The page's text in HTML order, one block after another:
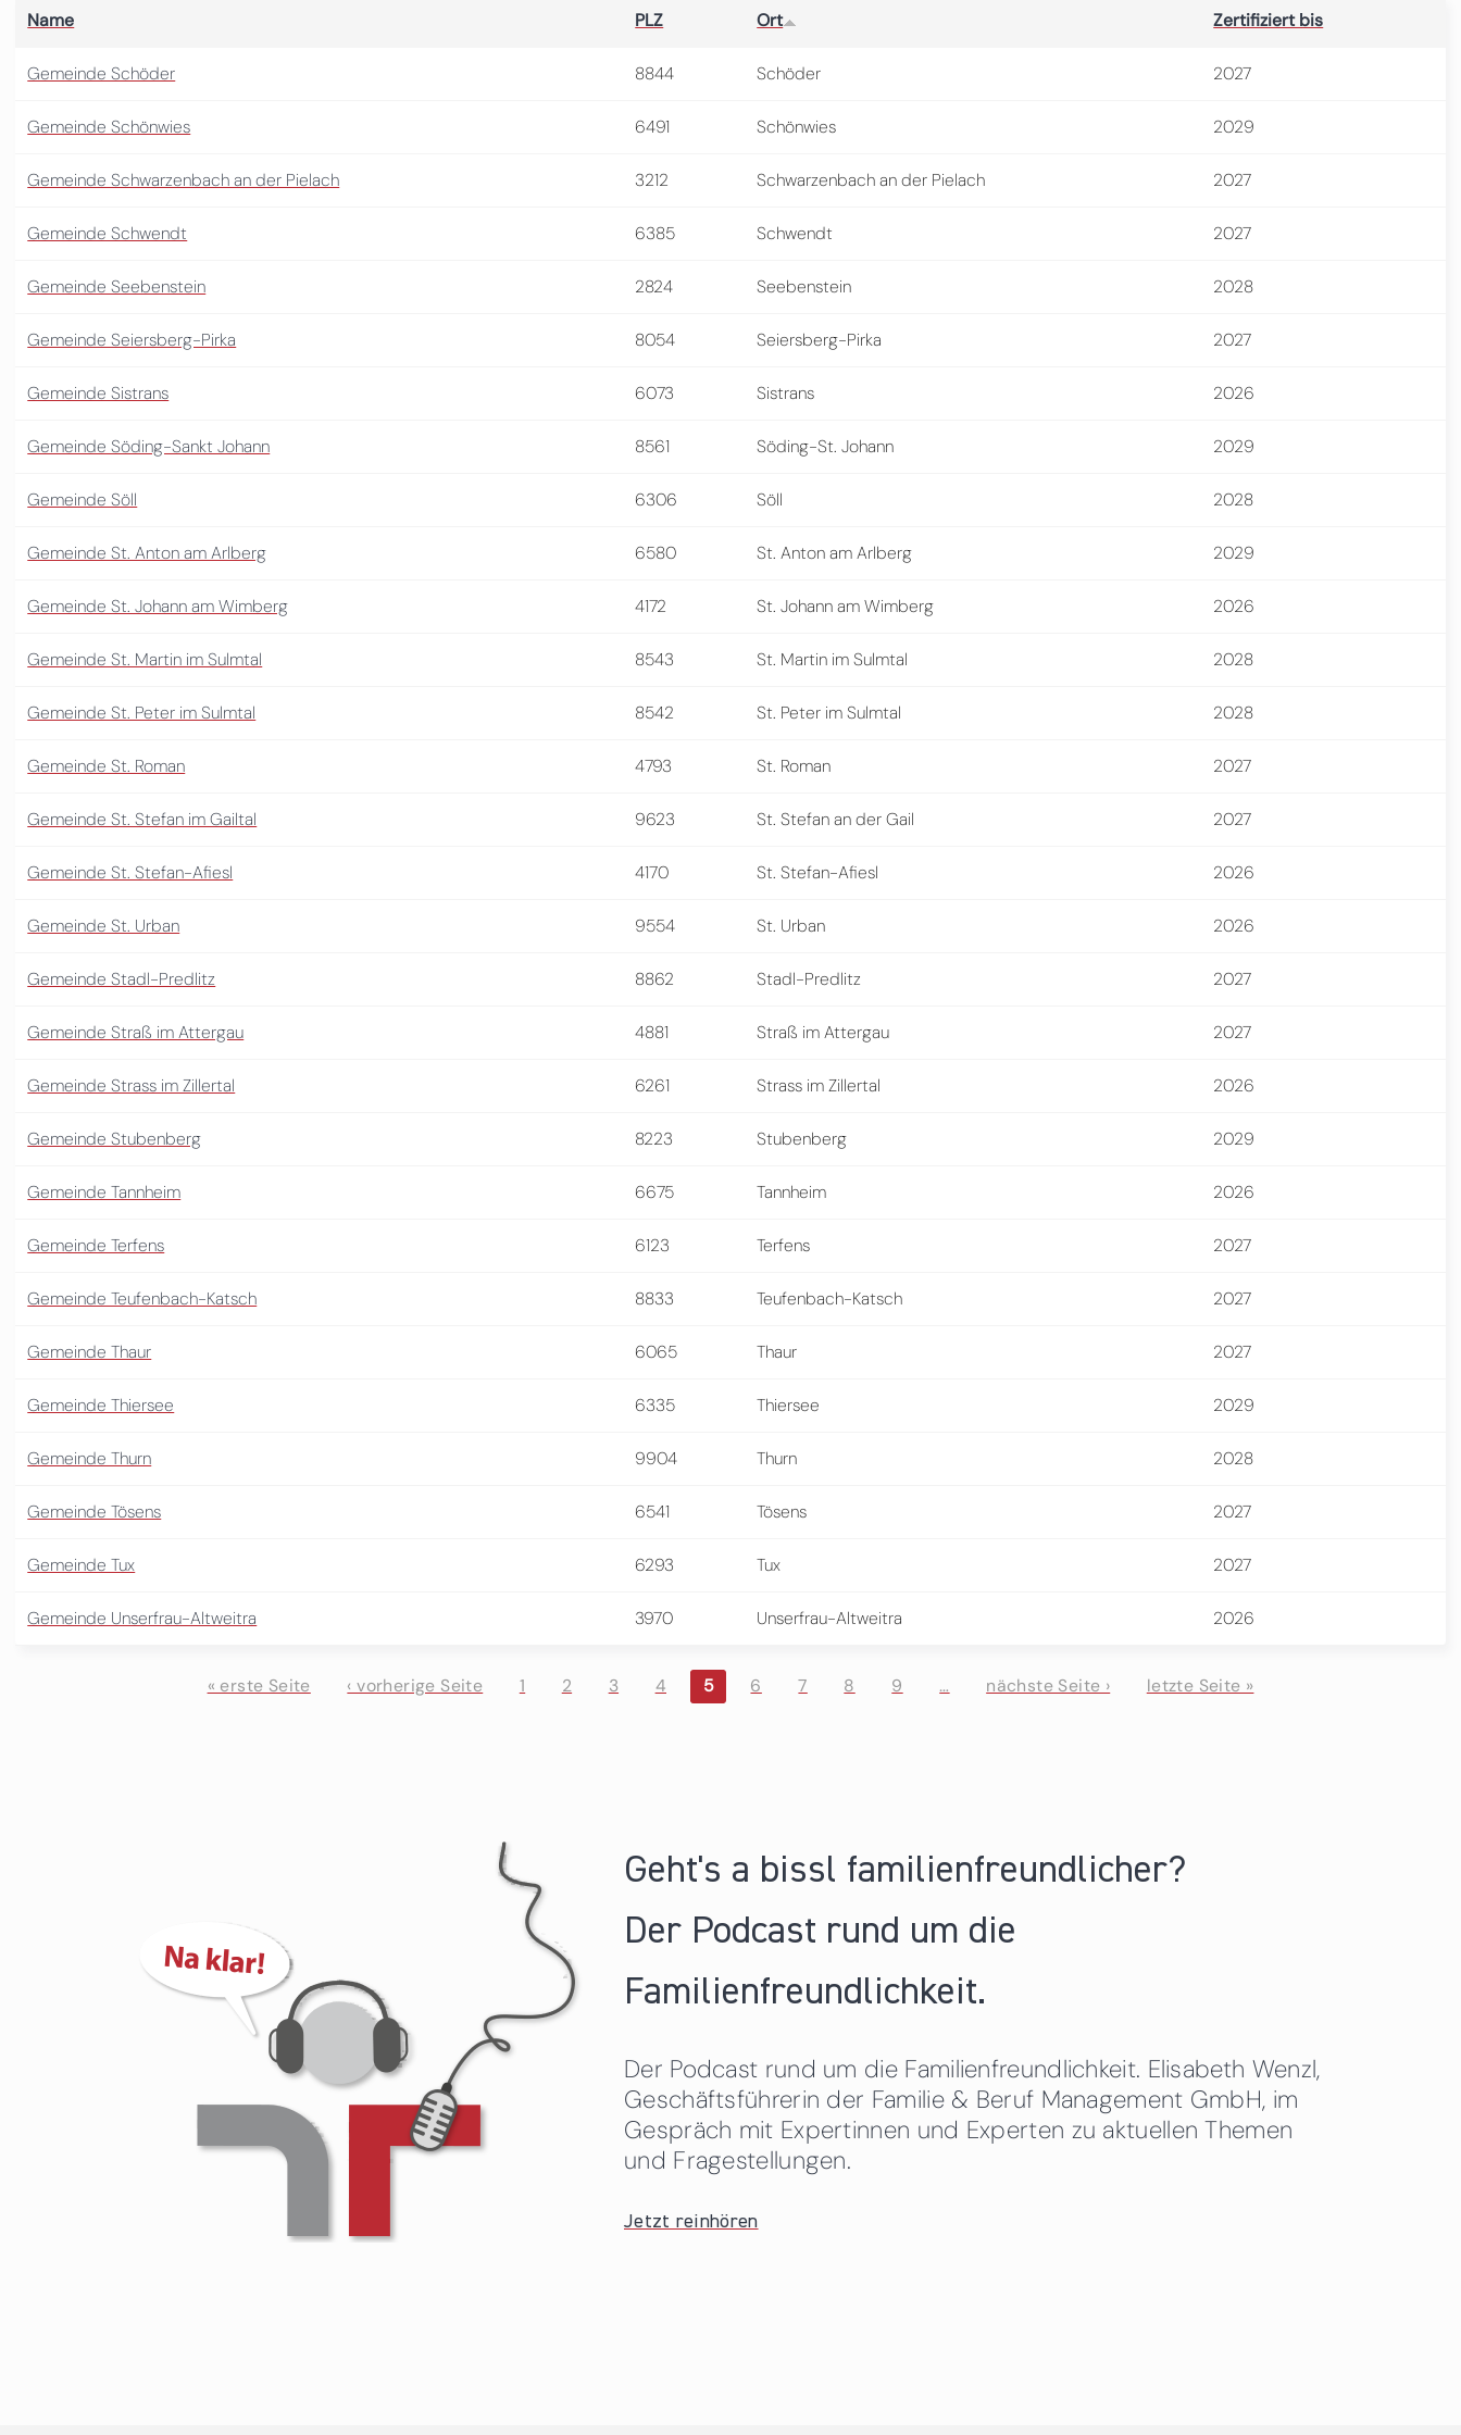
Name PLZ Ort Zertifiziert bis
Gemeinde Schöder 8844 Schöder 2027
Gemeinde Schönwies 6491 Schönwies 2029
Gemeinde Schwarzenbach an der Pielach 3212 Schwarzenbach an der Pielach 2027
Gemeinde Schwendt 6385 Schwendt 2027
Gemeinde Seebenstein 2824 Seebenstein 2028
Gemeinde Seiersberg-Pirka 8054 Seiersberg-Pirka 2027
Gemeinde Sistrans 6073 Sistrans 2026
Gemeinde Söding-Sankt Johann 8561 Söding-St. Johann 2029
Gemeinde Söll 6306 Söll 2028
Gemeinde St. Anton am Arlberg 6580 St. Anton am Arlberg 2029
Gemeinde St. Johann am Wimberg 4172 St. Johann am Wimberg 2026
Gemeinde St. Martin im Sulmtal 8543 St. Martin im Sulmtal 2028
Gemeinde St. Peter im Sulmtal 8542 St. Peter im Sulmtal 2028
Gemeinde St. Roman 4793 St. Roman 2027
Gemeinde St. Stefan im Gailtal 9623 St. Stefan an der Gail 2027
Gemeinde St. Stefan-Afiesl 4170 St. Stefan-Afiesl 2026
Gemeinde St. Urban 9554 St. Urban 2026
Gemeinde Stadl-Predlitz 8862 Stadl-Predlitz 2027
Gemeinde Straß im Attergau 4881 Straß im Attergau 2027
Gemeinde Strass im Zillertal 6261 Strass im Zillertal 2026
Gemeinde Stubenberg 8223 Stubenberg 2029
Gemeinde Tannheim 6675 Tannheim 2026
Gemeinde Terfens 6123 Terfens 2027
Gemeinde Teufenbach-Katsch 8833 Teufenbach-Katsch 2027
Gemeinde Thaur 6065 Thaur 2027
Gemeinde Thiersee 6335 Thiersee 2029
Gemeinde Thurn 9904 Thurn 2028
Gemeinde Tösens 6541 Tösens 2027
Gemeinde Tux 6293 Tux 2027
Gemeinde Unserfrau-Altweitra 3970 Unserfrau-Altweitra 2026
« erste Seite ‹ vorherige Seite 1 2 3 4 5 6 7 8 9 … nächste Seite › letzte Seite »
Geht's a bissl familienfreundlicher?
Der Podcast rund um die
Familienfreundlichkeit.
Der Podcast rund um die Familienfreundlichkeit. Elisabeth Wenzl,
Geschäftsführerin der Familie & Beruf Management GmbH, im
Gespräch mit Expertinnen und Experten zu aktuellen Themen
und Fragestellungen.
Jetzt reinhören